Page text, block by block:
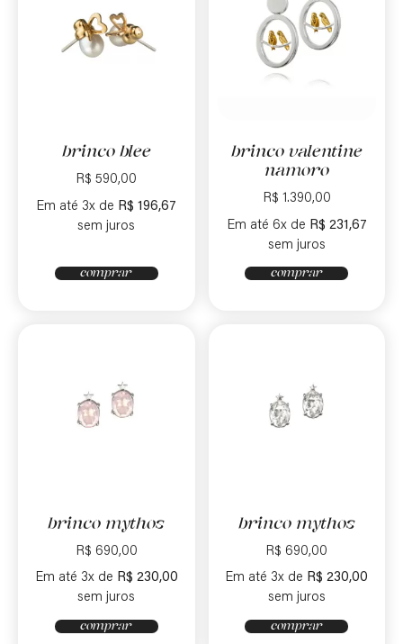
brinco blee
R$ 590,00
Em até 3x de R$ 196,67
sem juros
comprar
brinco valentine
namoro
R$ 1.390,00
Em até 6x de R$ 231,67
sem juros
comprar
brinco mythos
R$ 690,00
Em até 3x de R$ 230,00
sem juros
comprar
brinco mythos
R$ 690,00
Em até 3x de R$ 230,00
sem juros
comprar